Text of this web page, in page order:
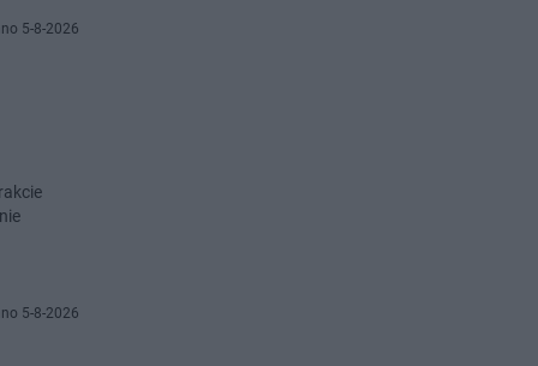
5-8-2026
5-8-2026